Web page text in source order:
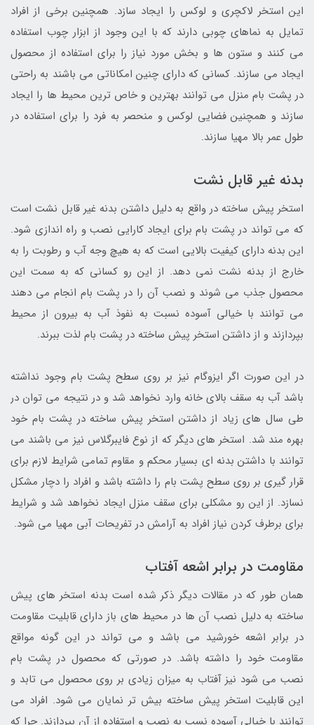
این استخر لاکچری و لوکس را ایجاد سازد. همچنین برخی از افراد
تمایل به نماهای چوبی دارند که با این وجود از ابزار چوب استفاده
می کنند و ستون ها و بخش مورد نیاز را برای استفاده از محصول
ایجاد می سازند. کسانی که دارای چنین امکاناتی می باشند به راحتی
در پشت بام منزل می توانند بهترین و خاص ترین محیط ها را ایجاد
سازند و همچنین فضایی لوکس و منحصر به فرد را برای استفاده در
طول عمر بالا مهیا سازند.
بدنه غیر قابل نشت
استخر پیش ساخته در واقع به دلیل داشتن بدنه غیر قابل نشت است
که می تواند در پشت بام برای ایجاد کارایی نصب و راه اندازی شود.
این بدنه دارای کیفیت بالایی است که به هیچ وجه آب و رطوبت را به
خارج از بدنه نشت نمی دهد. از این رو کسانی که به سمت این
محصول جذب می شوند و نصب آن را در پشت بام انجام می دهند
می توانند با خیالی آسوده نسبت به نفوذ آب به بیرون از محیط
بپردازند و از داشتن استخر پیش ساخته در پشت بام لذت ببرند.
در این صورت اگر ایزوگام نیز بر روی سطح پشت بام وجود نداشته
باشد آب به سقف بالای خانه وارد نخواهد شد و در نتیجه می توان در
طی سال های زیاد از داشتن استخر پیش ساخته در پشت بام خود
بهره مند شد. استخر های دیگر که از نوع فایبرگلاس نیز می باشند می
توانند با داشتن بدنه ای بسیار محکم و مقاوم تمامی شرایط لازم برای
قرار گیری بر روی سطح پشت بام را داشته باشد و افراد را دچار مشکل
نسازد. از این رو مشکلی برای سقف منزل ایجاد نخواهد شد و شرایط
برای برطرف کردن نیاز افراد به آرامش در تفریحات آبی مهیا می شود.
مقاومت در برابر اشعه آفتاب
همان طور که در مقالات دیگر ذکر شده است بدنه استخر های پیش
ساخته به دلیل نصب آن ها در محیط های باز دارای قابلیت مقاومت
در برابر اشعه خورشید می باشد و می تواند در این گونه مواقع
مقاومت خود را داشته باشد. در صورتی که محصول در پشت بام
نصب می شود نیز آفتاب به میزان زیادی بر روی محصول می تابد و
این قابلیت استخر پیش ساخته بیش تر نمایان می شود. افراد می